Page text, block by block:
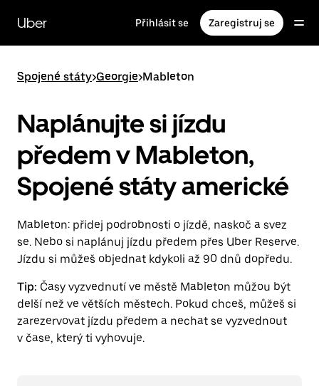
hlavní
obsah
Uber Přihlásit se Zaregistruj se
Spojené státy>Georgie>Mableton
Naplánujte si jízdu
předem v Mableton,
Spojené státy americké
Mableton: přidej podrobnosti o jízdě, naskoč a svez
se. Nebo si naplánuj jízdu předem přes Uber Reserve.
Jízdu si můžeš objednat kdykoli až 90 dnů dopředu.
Tip: Časy vyzvednutí ve městě Mableton můžou být
delší než ve větších městech. Pokud chceš, můžeš si
zarezervovat jízdu předem a nechat se vyzvednout
v čase, který ti vyhovuje.